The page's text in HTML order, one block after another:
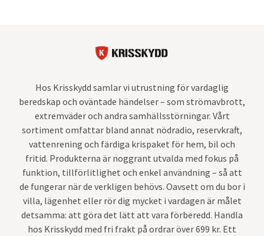
Hos Krisskydd samlar vi utrustning för vardaglig
beredskap och oväntade händelser – som strömavbrott,
extremväder och andra samhällsstörningar. Vårt
sortiment omfattar bland annat nödradio, reservkraft,
vattenrening och färdiga krispaket för hem, bil och
fritid. Produkterna är noggrant utvalda med fokus på
funktion, tillförlitlighet och enkel användning – så att
de fungerar när de verkligen behövs. Oavsett om du bor i
villa, lägenhet eller rör dig mycket i vardagen är målet
detsamma: att göra det lätt att vara förberedd. Handla
hos Krisskydd med fri frakt på ordrar över 699 kr. Ett